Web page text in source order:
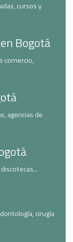
cursos y
Bogotá
comercio,
agencias de
cirugía